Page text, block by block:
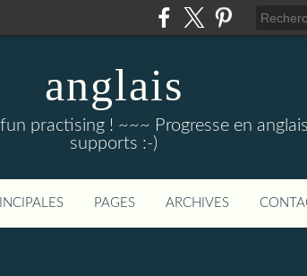
anglais
practising ! ~~~ Progresse en
supports :-)
PAGES ARCHIVES